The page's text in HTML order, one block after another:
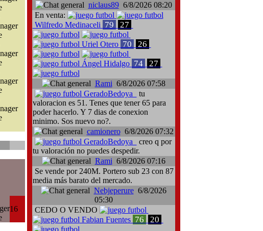
16
niclaus896/8/2026 08:20
En venta:
Wilfredo Medinaceli 79 27
Uriel Otero 70 26
Ángel Hidalgo 74 27
Rami 6/8/2026 07:58
GeradoBedoya
tu
valoracion es 51. Tenes que tener 65 para
poder hacerlo. Y 7 dias de conexion
minimo. Sos nuevo no?.
camionero6/8/2026 07:32
GeradoBedoya
creo q por
tu valoración no puedes despedir.
Rami 6/8/2026 07:16
Se vende por 240M. Portero sub 23 con 87
media más barato del mercado.
Nebjeperure6/8/2026
05:30
CEDO O VENDO
Fabian Fuentes 76 20